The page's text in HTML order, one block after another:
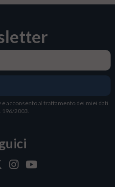
e acconsento al trattamento dei miei dati
196/2003.